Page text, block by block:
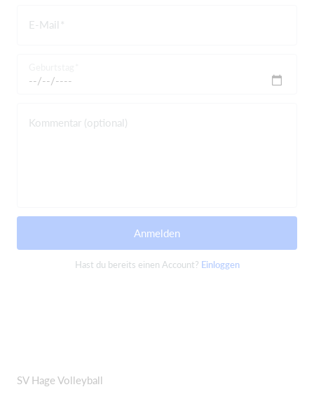
E-Mail
Kommentar (optional)
Anmelden
Hast du bereits einen Account? Einloggen
SV Hage Volleyball